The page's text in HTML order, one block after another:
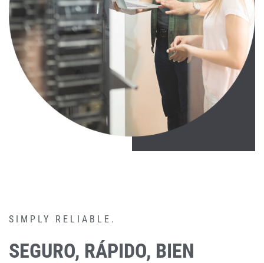
SIMPLY RELIABLE.
SEGURO, RÁPIDO, BIEN